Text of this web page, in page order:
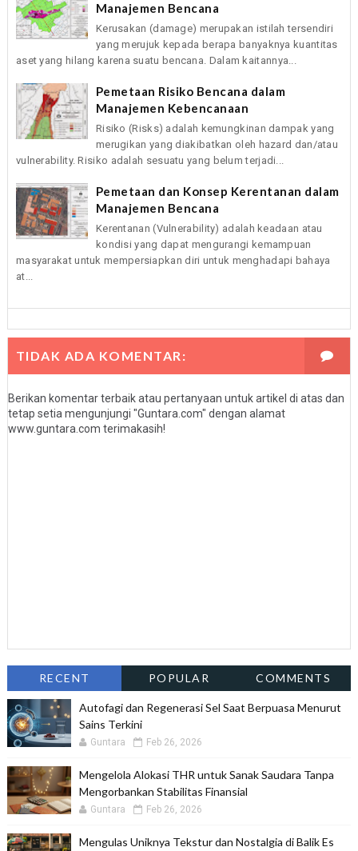
Manajemen Bencana
Kerusakan (damage) merupakan istilah tersendiri
yang merujuk kepada berapa banyaknya kuantitas
aset yang hilang karena suatu bencana. Dalam kaitannya...
Pemetaan Risiko Bencana dalam
Manajemen Kebencanaan
Risiko (Risks) adalah kemungkinan dampak yang
merugikan yang diakibatkan oleh hazard dan/atau
vulnerability. Risiko adalah sesuatu yang belum terjadi...
Pemetaan dan Konsep Kerentanan dalam
Manajemen Bencana
Kerentanan (Vulnerability) adalah keadaan atau
kondisi yang dapat mengurangi kemampuan
masyarakat untuk mempersiapkan diri untuk menghadapi bahaya
at...
TIDAK ADA KOMENTAR:
Berikan komentar terbaik atau pertanyaan untuk artikel di atas dan
tetap setia mengunjungi "Guntara.com" dengan alamat
www.guntara.com terimakasih!
RECENT POPULAR COMMENTS
Autofagi dan Regenerasi Sel Saat Berpuasa Menurut
Sains Terkini
Guntara Feb 26, 2026
Mengelola Alokasi THR untuk Sanak Saudara Tanpa
Mengorbankan Stabilitas Finansial
Guntara Feb 26, 2026
Mengulas Uniknya Tekstur dan Nostalgia di Balik Es